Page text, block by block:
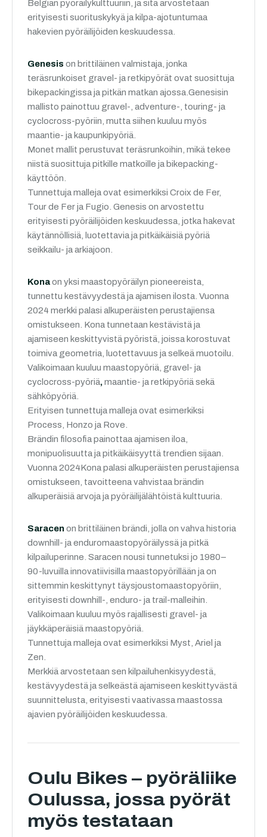
Belgian pyöräilykulttuuriin, ja sitä arvostetaan
erityisesti suorituskykyä ja kilpa-ajotuntumaa
hakevien pyöräilijöiden keskuudessa.
Genesison brittiläinen valmistaja, jonka
teräsrunkoiset gravel- ja retkipyörät ovat suosittuja
bikepackingissa ja pitkän matkan ajossa.Genesisin
mallisto painottuu gravel-, adventure-, touring- ja
cyclocross-pyöriin, mutta siihen kuuluu myös
maantie- ja kaupunkipyöriä.
Monet mallit perustuvat teräsrunkoihin, mikä tekee
niistä suosittuja pitkille matkoille ja bikepacking-
käyttöön.
Tunnettuja malleja ovat esimerkiksi Croix de Fer,
Tour de Fer ja Fugio. Genesis on arvostettu
erityisesti pyöräilijöiden keskuudessa, jotka hakevat
käytännöllisiä, luotettavia ja pitkäikäisiä pyöriä
seikkailu- ja arkiajoon.
Konaon yksi maastopyöräilyn pioneereista,
tunnettu kestävyydestä ja ajamisen ilosta. Vuonna
2024 merkki palasi alkuperäisten perustajiensa
omistukseen. Kona tunnetaan kestävistä ja
ajamiseen keskittyvistä pyöristä, joissa korostuvat
toimiva geometria, luotettavuus ja selkeä muotoilu.
Valikoimaan kuuluu maastopyöriä, gravel- ja
cyclocross-pyöriä, maantie- ja retkipyöriä sekä
sähköpyöriä.
Erityisen tunnettuja malleja ovat esimerkiksi
Process, Honzo ja Rove.
Brändin filosofia painottaa ajamisen iloa,
monipuolisuutta ja pitkäikäisyyttä trendien sijaan.
Vuonna 2024Kona palasi alkuperäisten perustajiensa
omistukseen, tavoitteena vahvistaa brändin
alkuperäisiä arvoja ja pyöräilijälähtöistä kulttuuria.
Saracenon brittiläinen brändi, jolla on vahva historia
downhill- ja enduromaastopyöräilyssä ja pitkä
kilpailuperinne. Saracen nousi tunnetuksi jo 1980–
90-luvuilla innovatiivisilla maastopyörillään ja on
sittemmin keskittynyt täysjoustomaastopyöriin,
erityisesti downhill-, enduro- ja trail-malleihin.
Valikoimaan kuuluu myös rajallisesti gravel- ja
jäykkäperäisiä maastopyöriä.
Tunnettuja malleja ovat esimerkiksi Myst, Ariel ja
Zen.
Merkkiä arvostetaan sen kilpailuhenkisyydestä,
kestävyydestä ja selkeästä ajamiseen keskittyvästä
suunnittelusta, erityisesti vaativassa maastossa
ajavien pyöräilijöiden keskuudessa.
Oulu Bikes – pyöräliike
Oulussa, jossa pyörät
myös testataan